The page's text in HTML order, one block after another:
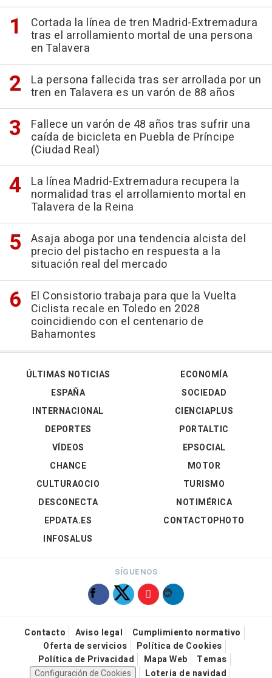
Cortada la línea de tren Madrid-Extremadura
tras el arrollamiento mortal de una persona
en Talavera
La persona fallecida tras ser arrollada por un
tren en Talavera es un varón de 88 años
Fallece un varón de 48 años tras sufrir una
caída de bicicleta en Puebla de Príncipe
(Ciudad Real)
La línea Madrid-Extremadura recupera la
normalidad tras el arrollamiento mortal en
Talavera de la Reina
Asaja aboga por una tendencia alcista del
precio del pistacho en respuesta a la
situación real del mercado
El Consistorio trabaja para que la Vuelta
Ciclista recale en Toledo en 2028
coincidiendo con el centenario de
Bahamontes
ÚLTIMAS NOTICIAS
ESPAÑA
INTERNACIONAL
DEPORTES
VÍDEOS
ECONOMÍA
SOCIEDAD
CIENCIAPLUS
PORTALTIC
EPSOCIAL
CHANCE
CULTURAOCIO
DESCONECTA
EPDATA.ES
INFOSALUS
MOTOR
TURISMO
NOTIMÉRICA
CONTACTOPHOTO
SÍGUENOS
Contacto Aviso legal
Cumplimiento normativo
Oferta de servicios
Política de Cookies
Política de Privacidad
Mapa Web
Temas
Configuración de Cookies
Loteria de navidad